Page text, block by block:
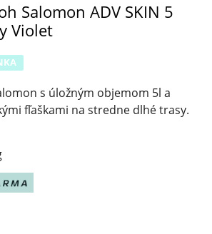
Salomon ADV SKIN 5
Violet
s úložným objemom 5l a
fľaškami na stredne dlhé trasy.